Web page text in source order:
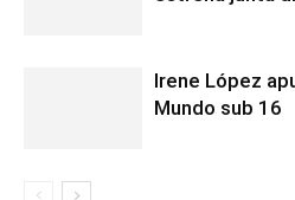
Irene López
Mundo sub 16